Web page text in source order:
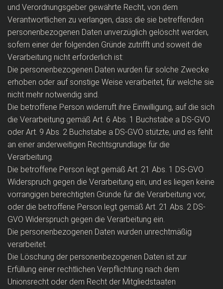
und Verordnungsgeber gewährte Recht, von dem
Verantwortlichen zu verlangen, dass die sie betreffenden
personenbezogenen Daten unverzüglich gelöscht werden,
sofern einer der folgenden Gründe zutrifft und soweit die
Verarbeitung nicht erforderlich ist:
Die personenbezogenen Daten wurden für solche Zwecke
erhoben oder auf sonstige Weise verarbeitet, für welche sie
nicht mehr notwendig sind.
Die betroffene Person widerruft ihre Einwilligung, auf die sich
die Verarbeitung gemäß Art. 6 Abs. 1 Buchstabe a DS-GVO
oder Art. 9 Abs. 2 Buchstabe a DS-GVO stützte, und es fehlt
an einer anderweitigen Rechtsgrundlage für die
Verarbeitung.
Die betroffene Person legt gemäß Art. 21 Abs. 1 DS-GVO
Widerspruch gegen die Verarbeitung ein, und es liegen keine
vorrangigen berechtigten Gründe für die Verarbeitung vor,
oder die betroffene Person legt gemäß Art. 21 Abs. 2 DS-
GVO Widerspruch gegen die Verarbeitung ein.
Die personenbezogenen Daten wurden unrechtmäßig
verarbeitet.
Die Löschung der personenbezogenen Daten ist zur
Erfüllung einer rechtlichen Verpflichtung nach dem
Unionsrecht oder dem Recht der Mitgliedstaaten